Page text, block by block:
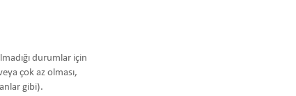
durumlar için
çok az olması,
gibi).